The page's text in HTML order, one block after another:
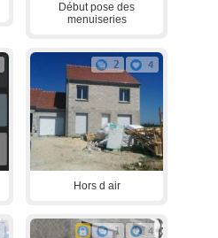
Début pose des
menuiseries
2 4
Hors d air
1 4